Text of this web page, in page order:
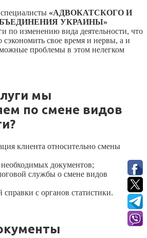
«АДВОКАТСКОГО И
УКРАИНЫ»
по изменению вида деятельности, что
сэкономить свое время и нервы, а и
проблемы в этом нелегком
мы
по смене видов
клиента относительно смены
необходимых документов;
службы о смене видов
с органов статистики.